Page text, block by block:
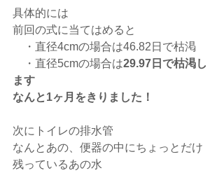
具体的には
前回の式に当てはめると
・直径4cmの場合は46.82日で枯渇
・直径5cmの場合は29.97日で枯渇し
ます
なんと1ヶ月をきりました！
次にトイレの排水管
なんとあの、便器の中にちょっとだけ
残っているあの水